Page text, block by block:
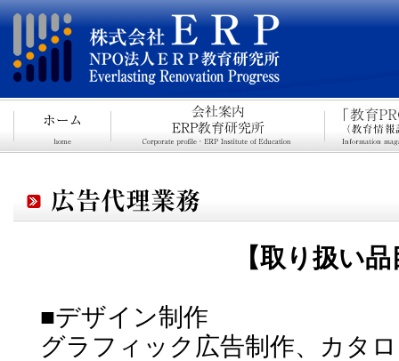
【取り扱い
■デザイン制作
グラフィック広告制作、カタ